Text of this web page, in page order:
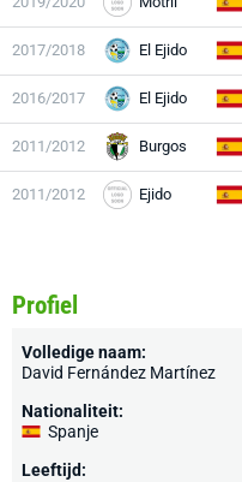
2017/2018 El Ejido
2016/2017 El Ejido
2011/2012 Burgos
2011/2012 Ejido
Profiel
Volledige naam:
David Fernández Martínez
Nationaliteit:
Spanje
Leeftijd: